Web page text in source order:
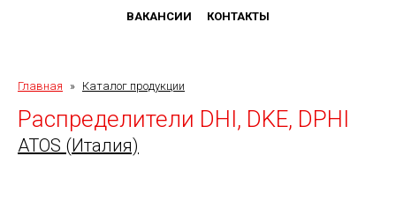
ВАКАНСИИ КОНТАКТЫ
Главная » Каталог продукции
Распределители DHI, DKE, DPHI
ATOS (Италия)